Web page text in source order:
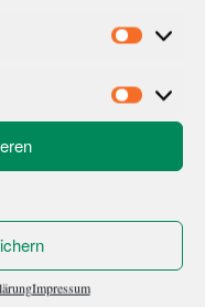
Impressum
Schritt zu machen
Thriller schreiben) von